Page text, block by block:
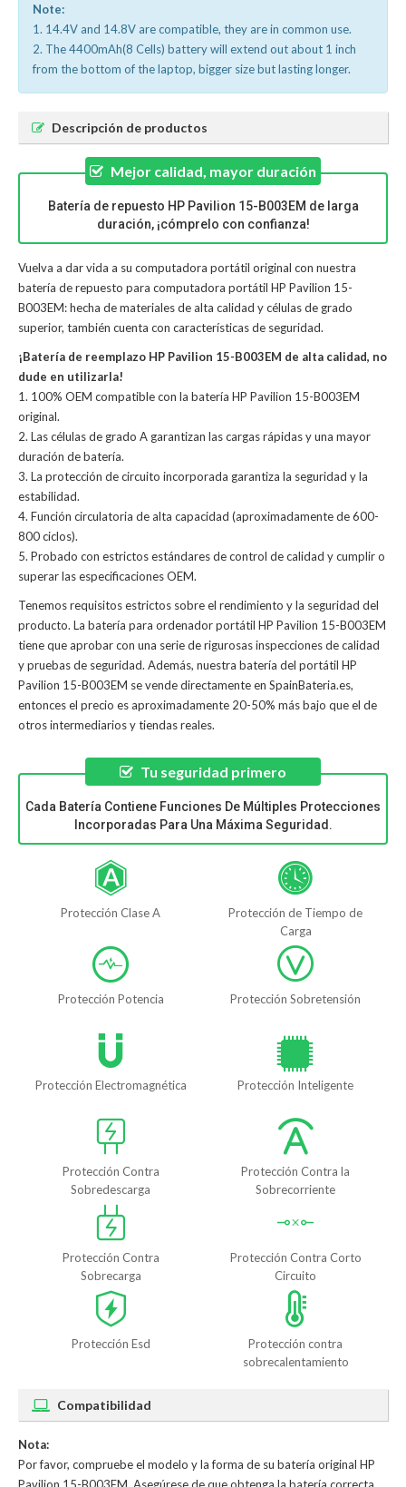
Note:
1. 14.4V and 14.8V are compatible, they are in common use.
2. The 4400mAh(8 Cells) battery will extend out about 1 inch
from the bottom of the laptop, bigger size but lasting longer.
Descripción de productos
Mejor calidad, mayor duración
Batería de repuesto HP Pavilion 15-B003EM de larga
duración, ¡cómprelo con confianza!
Vuelva a dar vida a su computadora portátil original con nuestra
batería de repuesto para computadora portátil HP Pavilion 15-
B003EM: hecha de materiales de alta calidad y células de grado
superior, también cuenta con características de seguridad.
¡Batería de reemplazo HP Pavilion 15-B003EM de alta calidad, no
dude en utilizarla!
1. 100% OEM compatible con la batería HP Pavilion 15-B003EM
original.
2. Las células de grado A garantizan las cargas rápidas y una mayor
duración de batería.
3. La protección de circuito incorporada garantiza la seguridad y la
estabilidad.
4. Función circulatoria de alta capacidad (aproximadamente de 600-
800 ciclos).
5. Probado con estrictos estándares de control de calidad y cumplir o
superar las especificaciones OEM.
Tenemos requisitos estrictos sobre el rendimiento y la seguridad del
producto. La batería para ordenador portátil HP Pavilion 15-B003EM
tiene que aprobar con una serie de rigurosas inspecciones de calidad
y pruebas de seguridad. Además, nuestra batería del portátil HP
Pavilion 15-B003EM se vende directamente en SpainBateria.es,
entonces el precio es aproximadamente 20-50% más bajo que el de
otros intermediarios y tiendas reales.
Tu seguridad primero
Cada Batería Contiene Funciones De Múltiples Protecciones
Incorporadas Para Una Máxima Seguridad.
Protección Clase A
Protección de Tiempo de
Carga
Protección Potencia Protección Sobretensión
Protección Electromagnética Protección Inteligente
Protección Contra
Sobredescarga
Protección Contra la
Sobrecorriente
Protección Contra
Sobrecarga
Protección Contra Corto
Circuito
Protección Esd
Protección contra
sobrecalentamiento
Compatibilidad
Nota:
Por favor, compruebe el modelo y la forma de su batería original HP